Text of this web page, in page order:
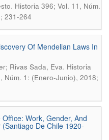
. Historia 396; Vol. 11, Núm.
231-264
Of Mendelian Laws In
Rivas Sada, Eva. Historia
Núm. 1: (Enero-Junio), 2018;
Work, Gender, And
De Chile 1920-